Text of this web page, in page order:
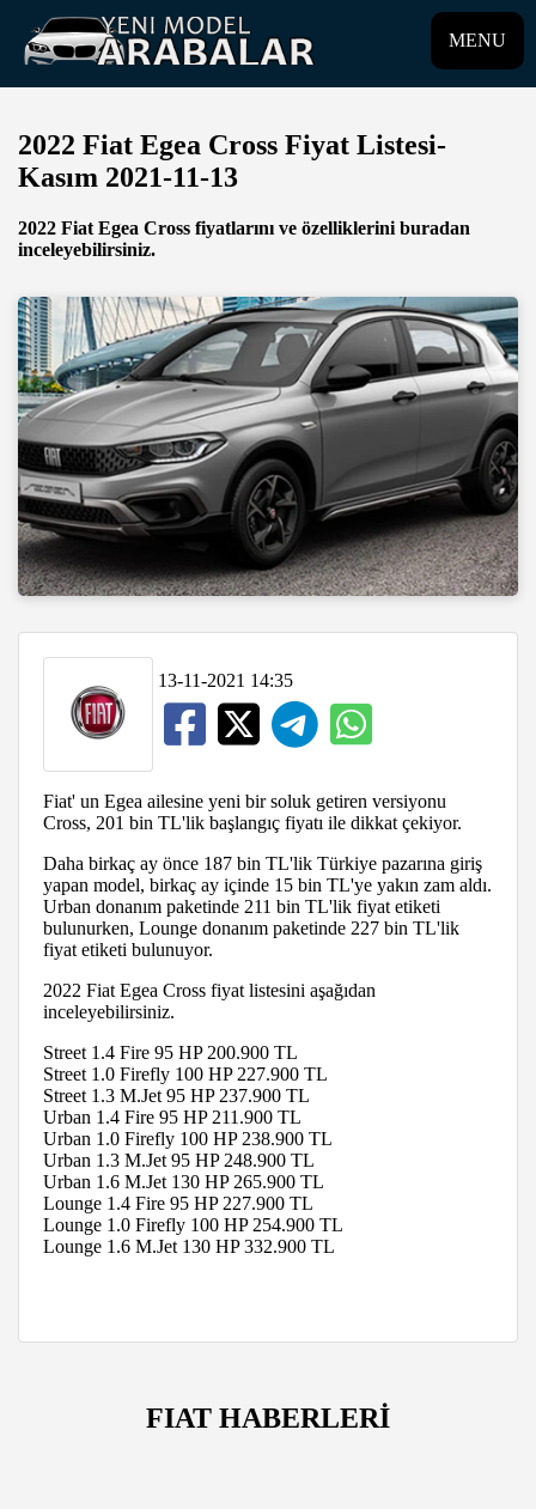
MENU
2022 Fiat Egea Cross Fiyat Listesi-
Kasım 2021-11-13
2022 Fiat Egea Cross fiyatlarını ve özelliklerini buradan
inceleyebilirsiniz.
13-11-2021 14:35
Fiat' un Egea ailesine yeni bir soluk getiren versiyonu
Cross, 201 bin TL'lik başlangıç fiyatı ile dikkat çekiyor.
Daha birkaç ay önce 187 bin TL'lik Türkiye pazarına giriş
yapan model, birkaç ay içinde 15 bin TL'ye yakın zam aldı.
Urban donanım paketinde 211 bin TL'lik fiyat etiketi
bulunurken, Lounge donanım paketinde 227 bin TL'lik
fiyat etiketi bulunuyor.
2022 Fiat Egea Cross fiyat listesini aşağıdan
inceleyebilirsiniz.
Street 1.4 Fire 95 HP 200.900 TL
Street 1.0 Firefly 100 HP 227.900 TL
Street 1.3 M.Jet 95 HP 237.900 TL
Urban 1.4 Fire 95 HP 211.900 TL
Urban 1.0 Firefly 100 HP 238.900 TL
Urban 1.3 M.Jet 95 HP 248.900 TL
Urban 1.6 M.Jet 130 HP 265.900 TL
Lounge 1.4 Fire 95 HP 227.900 TL
Lounge 1.0 Firefly 100 HP 254.900 TL
Lounge 1.6 M.Jet 130 HP 332.900 TL
FIAT HABERLERİ